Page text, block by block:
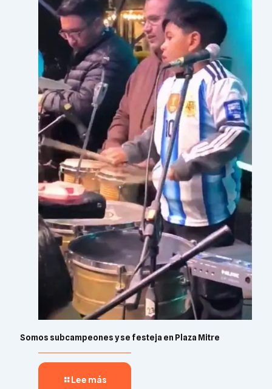
Somos subcampeones y se festeja en Plaza Mitre
Lee más